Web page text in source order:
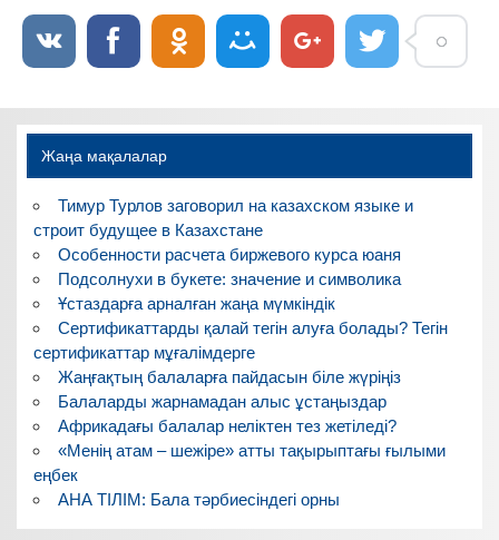
Жаңа мақалалар
Тимур Турлов заговорил на казахском языке и
строит будущее в Казахстане
Особенности расчета биржевого курса юаня
Подсолнухи в букете: значение и символика
Ұстаздарға арналған жаңа мүмкіндік
Сертификаттарды қалай тегін алуға болады? Тегін
сертификаттар мұғалімдерге
Жаңғақтың балаларға пайдасын біле жүріңіз
Балаларды жарнамадан алыс ұстаңыздар
Африкадағы балалар неліктен тез жетіледі?
«Менің атам – шежіре» атты тақырыптағы ғылыми
еңбек
АНА ТІЛІМ: Бала тәрбиесіндегі орны